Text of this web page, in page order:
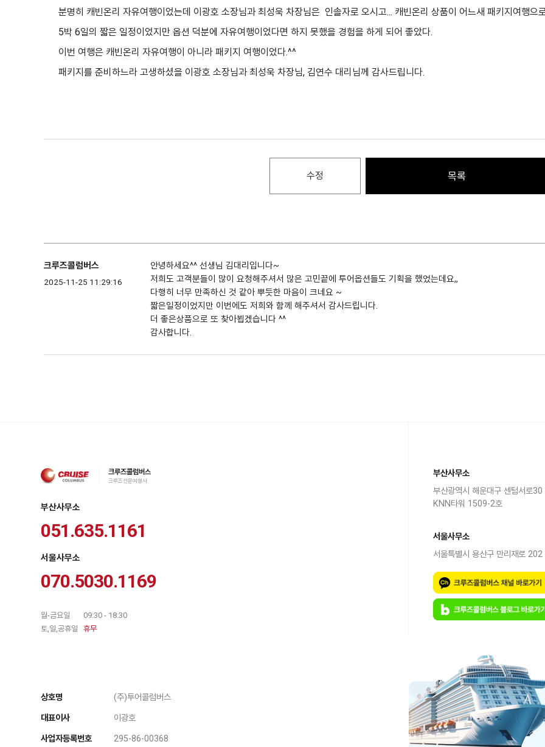
분명히 캐빈온리 자유여행이었는데 이광호 소장님과 최성욱 차장님은 인솔자로 오시고... 캐빈온리 상품이 어느새 패키지여행으
5박 6일의 짧은 일정이었지만 옵션 덕분에 자유여행이었다면 하지 못했을 경험을 하게 되어 좋았다.
이번 여행은 캐빈온리 자유여행이 아니라 패키지 여행이었다.^^
패키지를 준비하느라 고생하셨을 이광호 소장님과 최성욱 차장님, 김연수 대리님께 감사드립니다.
수정 목록
크루즈콜럼버스
2025-11-25 11:29:16
안녕하세요^^ 선생님 김대리입니다~
저희도 고객분들이 많이 요청해주셔서 많은 고민끝에 투어옵션들도 기획을 했었는데요,,
다행히 너무 만족하신 것 같아 뿌듯한 마음이 크네요 ~
짧은일정이었지만 이번에도 저희와 함께 해주셔서 감사드립니다.
더 좋은상품으로 또 찾아뵙겠습니다 ^^
감사합니다.
크루즈콜럼버스
크루즈전문여행사
부산사무소
051.635.1161
서울사무소
070.5030.1169
월-금요일
09:30 - 18:30
토,일,공휴일
휴무
부산사무소
부산광역시 해운대구 센텀서로30
KNN타워 1509-2호
서울사무소
서울특별시 용산구 만리재로
상호명
(주)투어콜럼버스
대표이사
이광호
사업자등록번호
295-86-00368